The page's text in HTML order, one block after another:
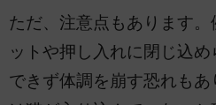
ただ、注意点もあります
ットや押し入れに閉じ込
できず体調を崩す恐れも